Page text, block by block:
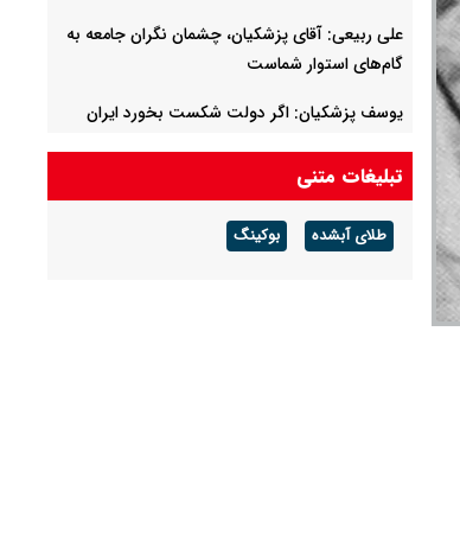
علی ربیعی: آقای پزشکیان، چشمان نگران جامعه به
گام‌های استوار شماست
یوسف پزشکیان: اگر دولت شکست بخورد ایران
از جنگ هم پیچیده بود و جنگ هم آن را مضاعف‌
کرده است
پزشکیان: مشروطه نقطه عطف بیداری و
تبلیغات متنی
طلای آبشده بوکینگ